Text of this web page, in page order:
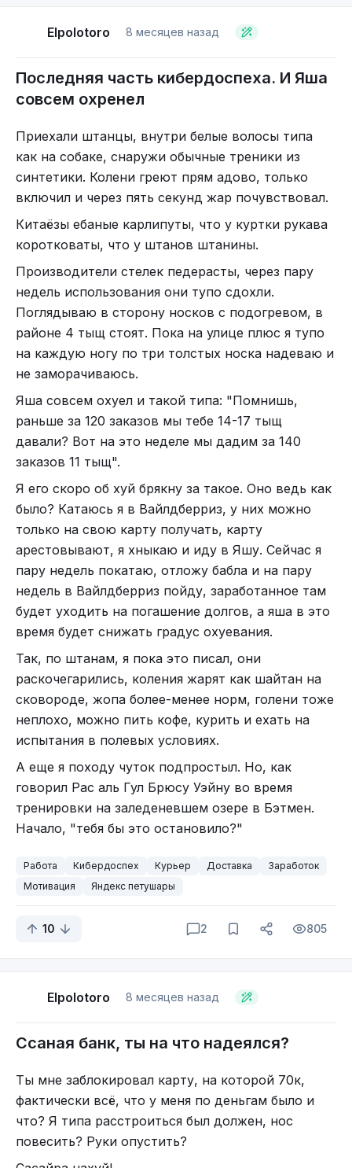
- Чурхела-а-а! Пахлава-а-а! Яндекс-браузе-е-ер!
разработчика криптографического софта
“Крипто Про“. Нет, это не реклама. В обычном
режиме я пользуюсь гугл-хромом. Но иногда,
государственные учреждения (например,
налоговая) или тендерные площадки требуют,
чтобы браузер соответствовал определённым
требованиям. Так вот, Chromium GOST проходит
по требованиям, говняндекс тоже (видимо
приплатили кому следует), и неожиданно, Mozilla
тоже проходит. Как видите, совсем
необязательно пользоваться недобраузером,
гораздо проще использовать что-то нормально
работающее. Да! Главное! Ни в коем случае не
устанавливать яндекс-поиск по умолчанию.
Лучше ипользовать гугл, а ещё лучше
DuckDuckGo (свой браузер у них тоже есть).
Ну вот, как-то так. Слегка негативный получился
пост. Вот вам котят с сердечками для милоты.
Elpolotoro 8 месяцев назад
Последняя часть кибердоспеха. И Яша
совсем охренел
Приехали штанцы, внутри белые волосы типа
как на собаке, снаружи обычные треники из
синтетики. Колени греют прям адово, только
включил и через пять секунд жар почувствовал.
Китаёзы ебаные карлипуты, что у куртки рукава
коротковаты, что у штанов штанины.
Производители стелек педерасты, через пару
недель использования они тупо сдохли.
Поглядываю в сторону носков с подогревом, в
районе 4 тыщ стоят. Пока на улице плюс я тупо
на каждую ногу по три толстых носка надеваю и
не заморачиваюсь.
Яша совсем охуел и такой типа: "Помнишь,
раньше за 120 заказов мы тебе 14-17 тыщ
давали? Вот на это неделе мы дадим за 140
заказов 11 тыщ".
Я его скоро об хуй брякну за такое. Оно ведь как
было? Катаюсь я в Вайлдберриз, у них можно
только на свою карту получать, карту
арестовывают, я хныкаю и иду в Яшу. Сейчас я
пару недель покатаю, отложу бабла и на пару
недель в Вайлдберриз пойду, заработанное там
будет уходить на погашение долгов, а яша в это
время будет снижать градус охуевания.
Так, по штанам, я пока это писал, они
раскочегарились, коления жарят как шайтан на
сковороде, жопа более-менее норм, голени тоже
неплохо, можно пить кофе, курить и ехать на
испытания в полевых условиях.
А еще я походу чуток подпростыл. Но, как
говорил Рас аль Гул Брюсу Уэйну во время
тренировки на заледеневшем озере в Бэтмен.
Начало, "тебя бы это остановило?"
Работа Кибердоспех Курьер Доставка
Заработок
Мотивация
Яндекс петушары
10 2 805
Elpolotoro 8 месяцев назад
Ссаная банк, ты на что надеялся?
Ты мне заблокировал карту, на которой 70к,
фактически всё, что у меня по деньгам было и
что? Я типа расстроиться был должен, нос
повесить? Руки опустить?